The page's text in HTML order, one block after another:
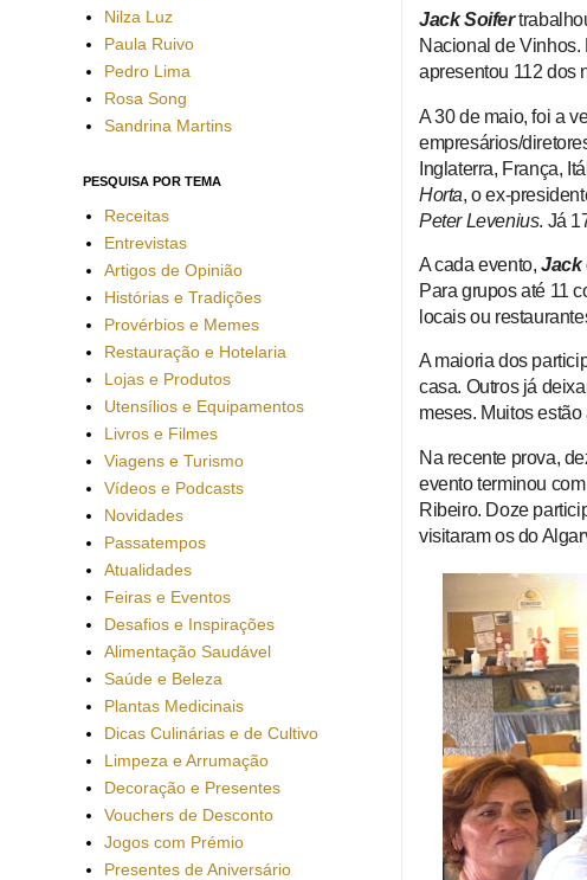
Jack Soifer
Nacional de Vinhos.
apresentou 112 dos
A 30 de maio, foi a
empresários/
Inglaterra, França,
Horta, o ex-
Peter Levenius. Já
A cada evento, Jack
Para grupos até 11
locais ou
A maioria dos
casa. Outros já
meses. Muitos
Na recente prova,
evento terminou
Ribeiro. Doze
visitaram os do
Nilza Luz
Paula Ruivo
Pedro Lima
Rosa Song
Sandrina Martins
PESQUISA POR TEMA
Receitas
Entrevistas
Artigos de Opinião
Histórias e Tradições
Provérbios e Memes
Restauração e Hotelaria
Lojas e Produtos
Utensílios e Equipamentos
Livros e Filmes
Viagens e Turismo
Vídeos e Podcasts
Novidades
Passatempos
Atualidades
Feiras e Eventos
Desafios e Inspirações
Alimentação Saudável
Saúde e Beleza
Plantas Medicinais
Dicas Culinárias e de Cultivo
Limpeza e Arrumação
Decoração e Presentes
Vouchers de Desconto
Jogos com Prémio
Presentes de Aniversário